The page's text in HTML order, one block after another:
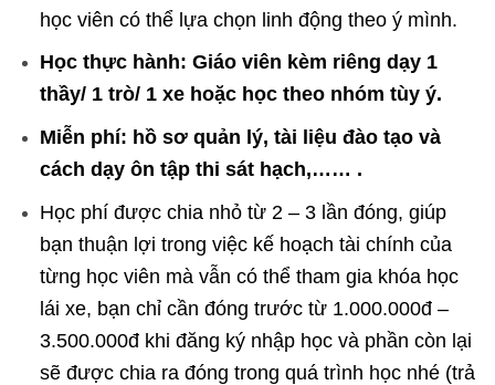
học viên có thể lựa chọn linh động theo ý mình.
Học thực hành: Giáo viên kèm riêng dạy 1
thầy/ 1 trò/ 1 xe hoặc học theo nhóm tùy ý.
Miễn phí: hồ sơ quản lý, tài liệu đào tạo và
cách dạy ôn tập thi sát hạch,…… .
Học phí được chia nhỏ từ 2 – 3 lần đóng, giúp
bạn thuận lợi trong việc kế hoạch tài chính của
từng học viên mà vẫn có thể tham gia khóa học
lái xe, bạn chỉ cần đóng trước từ 1.000.000đ –
3.500.000đ khi đăng ký nhập học và phần còn lại
sẽ được chia ra đóng trong quá trình học nhé (trả